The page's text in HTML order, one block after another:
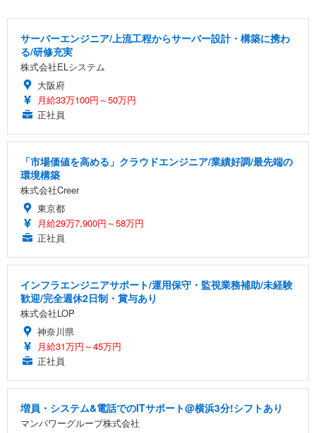
サーバーエンジニア/上流工程からサーバー設計・構築に携わ
る/研修充実
株式会社ELシステム
大阪府
月給33万100円～50万円
正社員
「市場価値を高める」クラウドエンジニア/業績好調/最先端の
環境構築
株式会社Creer
東京都
月給29万7,900円～58万円
正社員
インフラエンジニアサポート/運用保守・監視業務補助/未経験
歓迎/完全週休2日制・賞与あり
株式会社LOP
神奈川県
月給31万円～45万円
正社員
増員・システム&電話でのITサポート@横浜3分!シフトあり
マンパワーグループ株式会社